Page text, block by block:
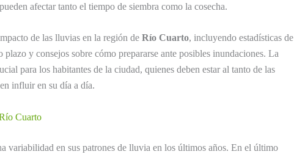
afectar tanto el tiempo de siembra como la cosecha.
de las lluvias en la región de Río Cuarto, incluyendo estadísticas de
y consejos sobre cómo prepararse ante posibles inundaciones. La
para los habitantes de la ciudad, quienes deben estar al tanto de las
influir en su día a día.
Cuarto
variabilidad en sus patrones de lluvia en los últimos años. En el último